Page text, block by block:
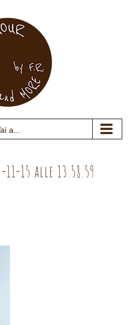
a...
15 alle 13.58.59